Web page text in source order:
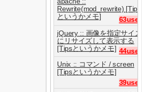
Rewrite(mod_rewrite) [Tips
というかメモ]
63users
jQuery :: 画像を指定サイズ
にリサイズして表示する
[Tipsというかメモ] 44users
Unix :: コマンド / screen
[Tipsというかメモ]
39users